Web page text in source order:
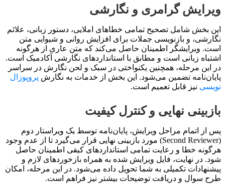
ویرایش گرامری و نگارشی
این بخش شامل تصحیح تمامی خطاهای املایی، دستور زبانی، علائم
نگارشی، و بازنویسی جملات برای افزایش روانی و شیوایی متن
است. ویرایشگر اطمینان حاصل می‌کند که متن عاری از هرگونه
اشتباه زبانی است و مطابق با استانداردهای نگارشی آکادمیک است.
در این مرحله، همچنین یکنواختی در سبک و لحن نگارش در سراسر
پایان‌نامه تضمین می‌شود. این بخش از خدمات به نگارش پروپوزال
نویسی نیز قابل تعمیم است.
بازبینی نهایی و کنترل کیفیت
پس از اتمام مراحل ویرایش، پایان‌نامه توسط یک ویراستار دوم
(Second Reviewer) مورد بازبینی نهایی قرار می‌گیرد تا از عدم وجود
هرگونه خطا و رعایت تمامی استانداردهای کیفی اطمینان حاصل
شود. در نهایت، فایل ویرایش شده به همراه بازخوردهای لازم و
پیشنهادات تکمیلی به شما تحویل داده می‌شود. در این مرحله، امکان
طرح سوال و دریافت توضیحات بیشتر نیز فراهم است.